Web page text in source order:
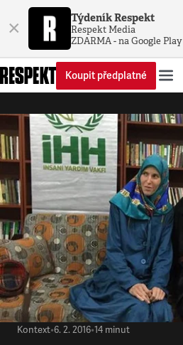
× Týdeník Respekt
Respekt Media
ZDARMA - na Google Play
Koupit předplatné
Kontext•6. 2. 2016•14 minut